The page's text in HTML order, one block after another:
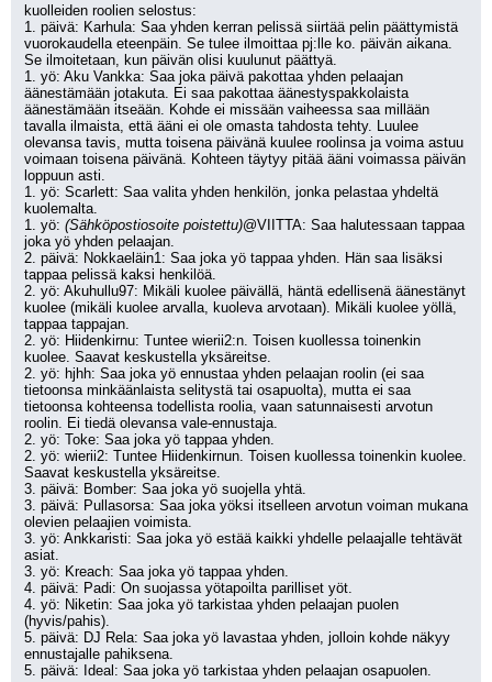
kuolleiden roolien selostus:
1. päivä: Karhula: Saa yhden kerran pelissä siirtää pelin päättymistä
vuorokaudella eteenpäin. Se tulee ilmoittaa pj:lle ko. päivän aikana.
Se ilmoitetaan, kun päivän olisi kuulunut päättyä.
1. yö: Aku Vankka: Saa joka päivä pakottaa yhden pelaajan
äänestämään jotakuta. Ei saa pakottaa äänestyspakkolaista
äänestämään itseään. Kohde ei missään vaiheessa saa millään
tavalla ilmaista, että ääni ei ole omasta tahdosta tehty. Luulee
olevansa tavis, mutta toisena päivänä kuulee roolinsa ja voima astuu
voimaan toisena päivänä. Kohteen täytyy pitää ääni voimassa päivän
loppuun asti.
1. yö: Scarlett: Saa valita yhden henkilön, jonka pelastaa yhdeltä
kuolemalta.
1. yö: (Sähköpostiosoite poistettu)@VIITTA: Saa halutessaan tappaa
joka yö yhden pelaajan.
2. päivä: Nokkaeläin1: Saa joka yö tappaa yhden. Hän saa lisäksi
tappaa pelissä kaksi henkilöä.
2. yö: Akuhullu97: Mikäli kuolee päivällä, häntä edellisenä äänestänyt
kuolee (mikäli kuolee arvalla, kuoleva arvotaan). Mikäli kuolee yöllä,
tappaa tappajan.
2. yö: Hiidenkirnu: Tuntee wierii2:n. Toisen kuollessa toinenkin
kuolee. Saavat keskustella yksäreitse.
2. yö: hjhh: Saa joka yö ennustaa yhden pelaajan roolin (ei saa
tietoonsa minkäänlaista selitystä tai osapuolta), mutta ei saa
tietoonsa kohteensa todellista roolia, vaan satunnaisesti arvotun
roolin. Ei tiedä olevansa vale-ennustaja.
2. yö: Toke: Saa joka yö tappaa yhden.
2. yö: wierii2: Tuntee Hiidenkirnun. Toisen kuollessa toinenkin kuolee.
Saavat keskustella yksäreitse.
3. päivä: Bomber: Saa joka yö suojella yhtä.
3. päivä: Pullasorsa: Saa joka yöksi itselleen arvotun voiman mukana
olevien pelaajien voimista.
3. yö: Ankkaristi: Saa joka yö estää kaikki yhdelle pelaajalle tehtävät
asiat.
3. yö: Kreach: Saa joka yö tappaa yhden.
4. päivä: Padi: On suojassa yötapoilta parilliset yöt.
4. yö: Niketin: Saa joka yö tarkistaa yhden pelaajan puolen
(hyvis/pahis).
5. päivä: DJ Rela: Saa joka yö lavastaa yhden, jolloin kohde näkyy
ennustajalle pahiksena.
5. päivä: Ideal: Saa joka yö tarkistaa yhden pelaajan osapuolen.